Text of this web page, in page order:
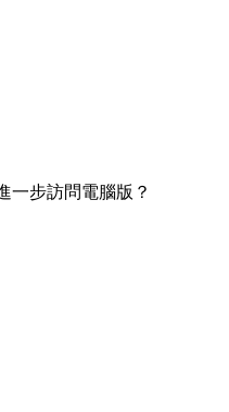
一步訪問電腦版？